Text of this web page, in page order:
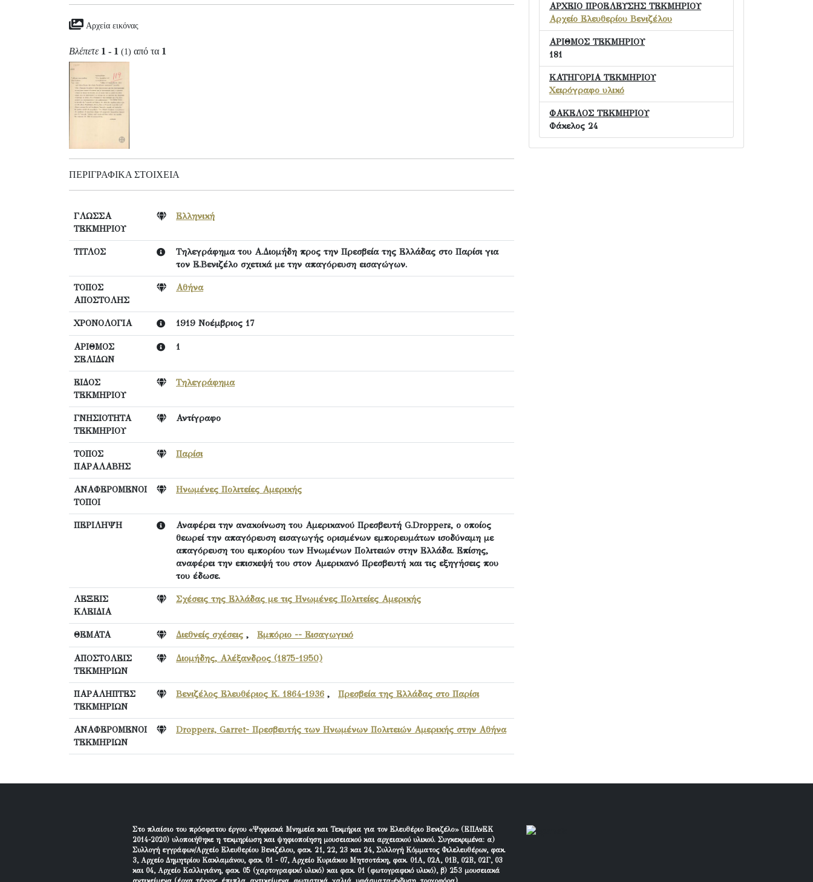
Αρχεία εικόνας
Βλέπετε 1 - 1 (1) από τα 1
ΠΕΡΙΓΡΑΦΙΚΆ ΣΤΟΙΧΕΊΑ
ΓΛΩΣΣΑ
ΤΕΚΜΗΡΙΟΥ
Ελληνική
ΤΙΤΛΟΣ
Τηλεγράφημα του Α.Διομήδη προς την Πρεσβεία της Ελλάδας στο Παρίσι για
τον Ε.Βενιζέλο σχετικά με την απαγόρευση εισαγώγων.
ΤΟΠΟΣ
ΑΠΟΣΤΟΛΗΣ
Αθήνα
ΧΡΟΝΟΛΟΓΙΑ 1919 Νοέμβριος 17
ΑΡΙΘΜΟΣ
ΣΕΛΙΔΩΝ
1
ΕΙΔΟΣ
ΤΕΚΜΗΡΙΟΥ
Τηλεγράφημα
ΓΝΗΣΙΟΤΗΤΑ
ΤΕΚΜΗΡΙΟΥ
Αντίγραφο
ΤΟΠΟΣ
ΠΑΡΑΛΑΒΗΣ
Παρίσι
ΑΝΑΦΕΡΟΜΕΝΟΙ
ΤΟΠΟΙ
Ηνωμένες Πολιτείες Αμερικής
ΠΕΡΙΛΗΨΗ
Αναφέρει την ανακοίνωση του Αμερικανού Πρεσβευτή G.Droppers, ο οποίος
θεωρεί την απαγόρευση εισαγωγής ορισμένων εμπορευμάτων ισοδύναμη με
απαγόρευση του εμπορίου των Ηνωμένων Πολιτειών στην Ελλάδα. Επίσης,
αναφέρει την επισκεψή του στον Αμερικανό Πρεσβευτή και τις εξηγήσεις που
του έδωσε.
ΛΕΞΕΙΣ
ΚΛΕΙΔΙΑ
Σχέσεις της Ελλάδας με τις Ηνωμένες Πολιτείες Αμερικής
ΘΕΜΑΤΑ Διεθνείς σχέσεις , Εμπόριο -- Εισαγωγικό
ΑΠΟΣΤΟΛΕΙΣ
ΤΕΚΜΗΡΙΩΝ
Διομήδης, Αλέξανδρος (1875-1950)
ΠΑΡΑΛΗΠΤΕΣ
ΤΕΚΜΗΡΙΩΝ
Βενιζέλος Ελευθέριος Κ. 1864-1936 , Πρεσβεία της Ελλάδας στο Παρίσι
ΑΝΑΦΕΡΟΜΕΝΟΙ
ΤΕΚΜΗΡΙΩΝ
Droppers, Garret- Πρεσβευτής των Ηνωμένων Πολιτειών Αμερικής στην Αθήνα
ΑΡΧΕΙΟ ΠΡΟΕΛΕΥΣΗΣ ΤΕΚΜΗΡΙΟΥ
Αρχείο Ελευθερίου Βενιζέλου
ΑΡΙΘΜΟΣ ΤΕΚΜΗΡΙΟΥ
181
ΚΑΤΗΓΟΡΙΑ ΤΕΚΜΗΡΙΟΥ
Χειρόγραφο υλικό
ΦΑΚΕΛΟΣ ΤΕΚΜΗΡΙΟΥ
Φάκελος 24
Στο πλαίσιο του πρόσφατου έργου «Ψηφιακά Μνημεία και Τεκμήρια για τον Ελευθέριο Βενιζέλο» (ΕΠΑνΕΚ
2014-2020) υλοποιήθηκε η τεκμηρίωση και ψηφιοποίηση μουσειακού και αρχειακού υλικού. Συγκεκριμένα: α)
Συλλογή εγγράφων/Αρχείο Ελευθερίου Βενιζέλου, φακ. 21, 22, 23 και 24, Συλλογή Κόμματος Φιλελευθέρων, φακ.
3, Αρχείο Δημητρίου Κακλαμάνου, φακ. 01 - 07, Αρχείο Κυριάκου Μητσοτάκη, φακ. 01Α, 02Α, 01Β, 02Β, 02Γ, 03
και 04, Αρχείο Καλλιγιάνη, φακ. 05 (χαρτογραφικό υλικό) και φακ. 01 (φωτογραφικό υλικό), β) 253 μουσειακά